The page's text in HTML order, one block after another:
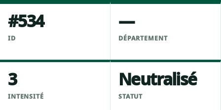
#534
ID
—
DÉPARTEMENT
3
INTENSITÉ
Neutralisé
STATUT